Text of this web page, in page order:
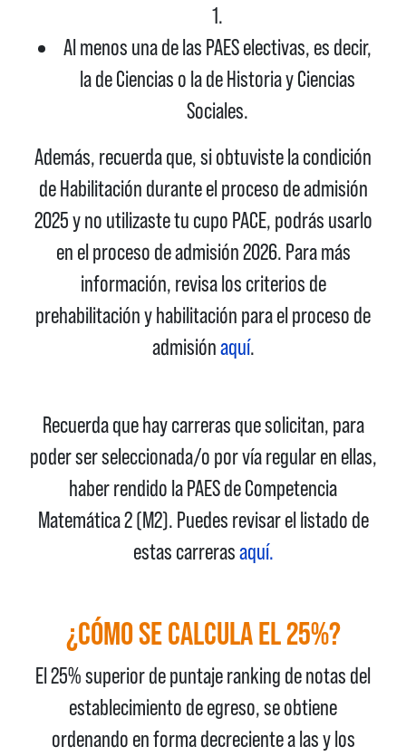
1.
Al menos una de las PAES electivas, es decir,
la de Ciencias o la de Historia y Ciencias
Sociales.
Además, recuerda que, si obtuviste la condición
de Habilitación durante el proceso de admisión
2025 y no utilizaste tu cupo PACE, podrás usarlo
en el proceso de admisión 2026. Para más
información, revisa los criterios de
prehabilitación y habilitación para el proceso de
admisiónaquí.
Recuerda que hay carreras que solicitan, para
poder ser seleccionada/o por vía regular en ellas,
haber rendido la PAES de Competencia
Matemática 2 (M2). Puedes revisar el listado de
estas carrerasaquí.
¿CÓMO SE CALCULA EL 25%?
El 25% superior de puntaje ranking de notas del
establecimiento de egreso, se obtiene
ordenando en forma decreciente a las y los